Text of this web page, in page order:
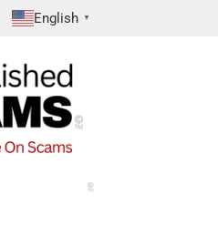
English ▼